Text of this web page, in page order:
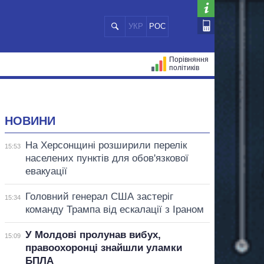
УКР РОС
Порівняння
політиків
НОВИНИ
15:53
На Херсонщині розширили перелік
населених пунктів для обов'язкової
евакуації
15:34
Головний генерал США застеріг
команду Трампа від ескалації з Іраном
15:09
У Молдові пролунав вибух,
правоохоронці знайшли уламки
БПЛА